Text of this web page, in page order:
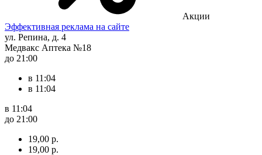
Акции
Эффективная реклама на сайте
ул. Репина, д. 4
Медвакс Аптека №18
до 21:00
в 11:04
в 11:04
в 11:04
до 21:00
19,00 р.
19,00 р.